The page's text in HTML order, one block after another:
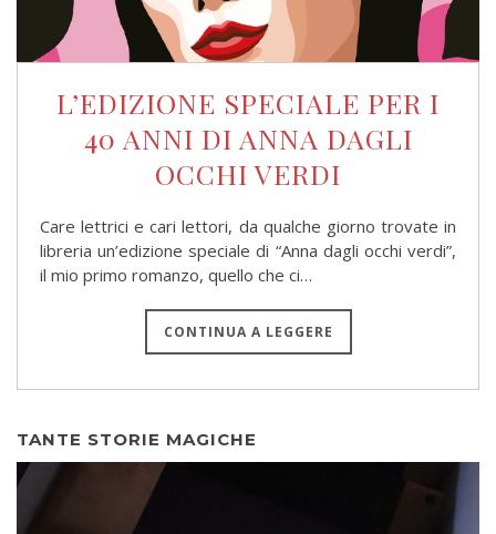
L’EDIZIONE SPECIALE PER I
40 ANNI DI ANNA DAGLI
OCCHI VERDI
Care lettrici e cari lettori, da qualche giorno trovate in
libreria un’edizione speciale di “Anna dagli occhi verdi”,
il mio primo romanzo, quello che ci…
CONTINUA A LEGGERE
TANTE STORIE MAGICHE